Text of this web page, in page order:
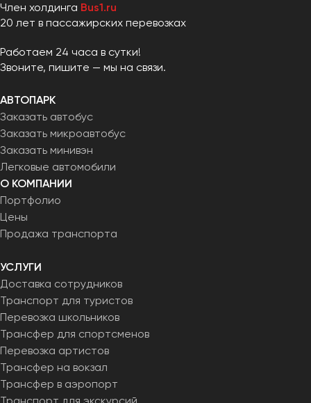
Член холдинга Bus1.ru
20 лет в пассажирских перевозках
Работаем 24 часа в сутки!
Звоните, пишите — мы на связи.
АВТОПАРК
Заказать автобус
Заказать микроавтобус
Заказать минивэн
Легковые автомобили
О КОМПАНИИ
Портфолио
Цены
Продажа транспорта
УСЛУГИ
Доставка сотрудников
Транспорт для туристов
Перевозка школьников
Трансфер для спортсменов
Перевозка артистов
Трансфер на вокзал
Трансфер в аэропорт